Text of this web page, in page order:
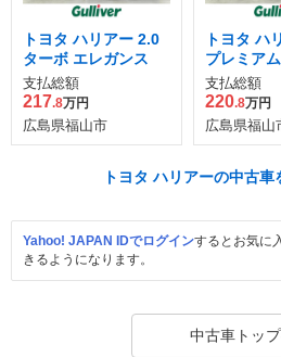
トヨタ ハリアー 2.0
ターボ エレガンス
支払総額
217.8万円
広島県福山市
トヨタ ハ
プレミアム
支払総額
220.8万円
広島県福山
トヨタ ハリアーの中古車
Yahoo! JAPAN IDでログインするとお気に
きるようになります。
中古車トッ